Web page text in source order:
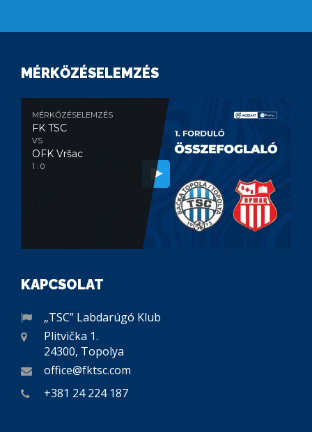
MÉRKŐZÉSELEMZÉS
MÉRKŐZÉSELEMZÉS
FK TSC
VS
OFK Vršac
1 : 0
KAPCSOLAT
„TSC” Labdarúgó Klub
Plitvička 1.
24300, Topolya
office@fktsc.com
+381 24 224 187